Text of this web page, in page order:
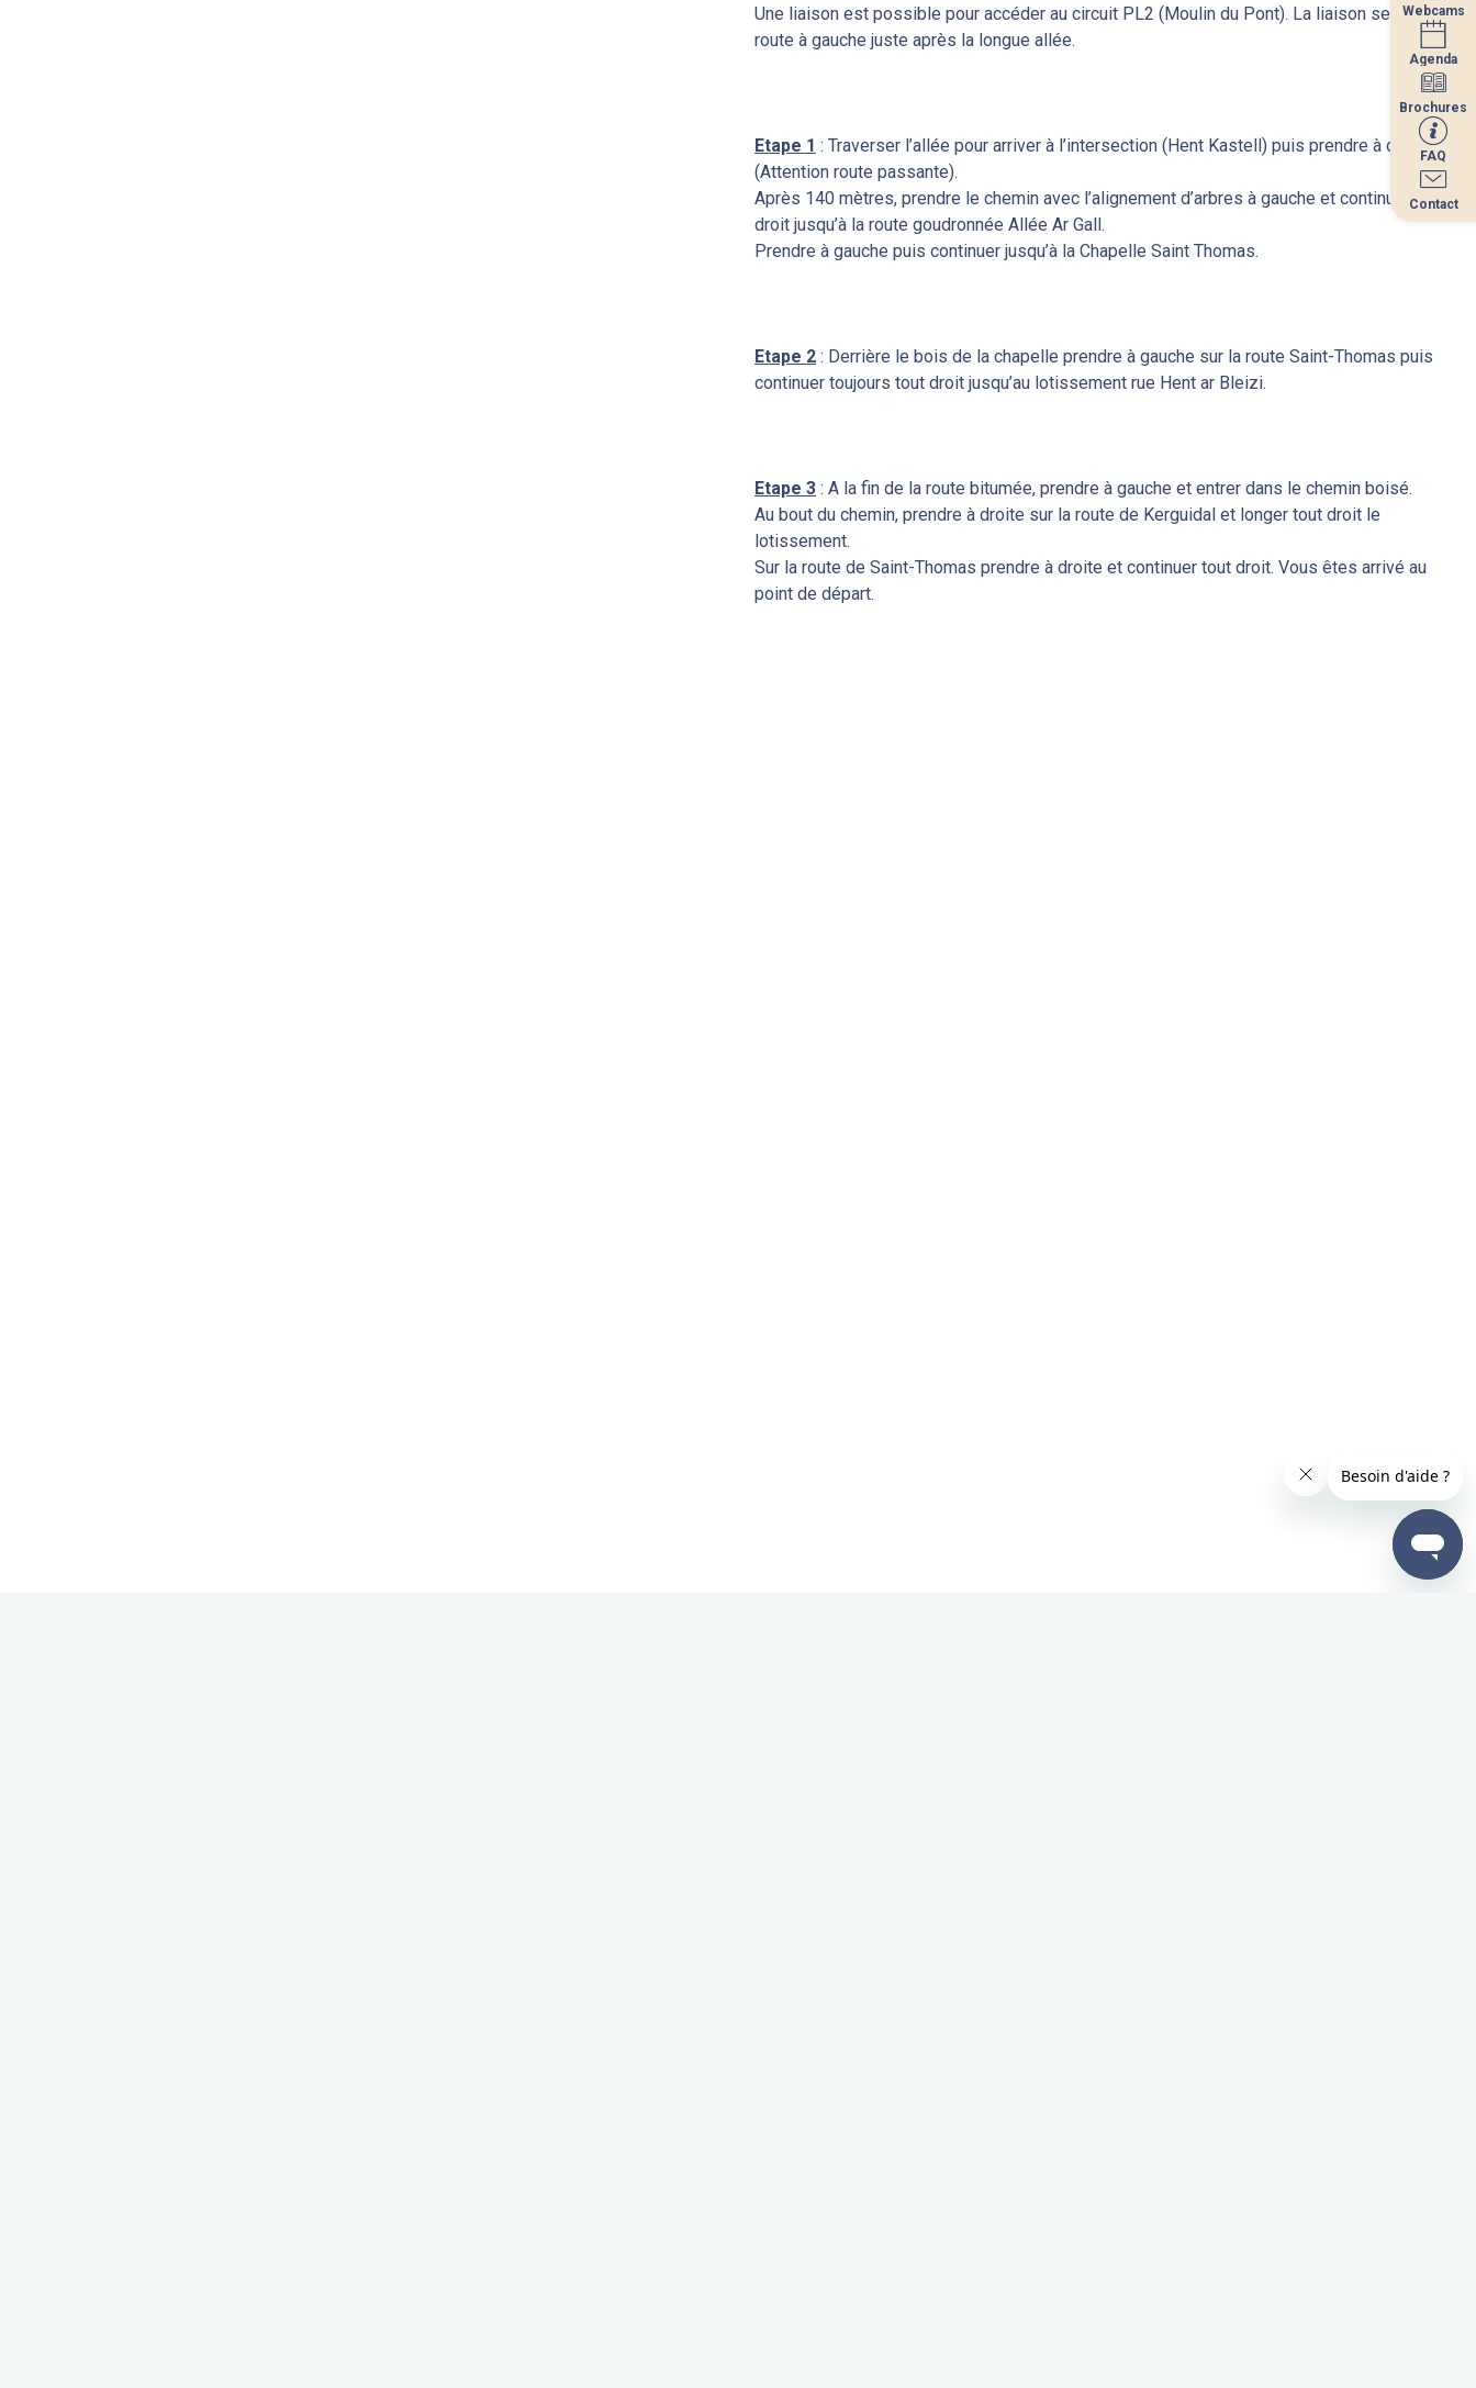
Webcams
Webcams
Agenda
Brochures
FAQ
FAQ
Contact
Contact
Une liaison est possible pour accéder au circuit PL2 (Moulin du Pont). La liaison se situe la
route à gauche juste après la longue allée.
Etape 1 : Traverser l’allée pour arriver à l’intersection (Hent Kastell) puis prendre à droite
(Attention route passante).
Après 140 mètres, prendre le chemin avec l’alignement d’arbres à gauche et continuer tout
droit jusqu’à la route goudronnée Allée Ar Gall.
Prendre à gauche puis continuer jusqu’à la Chapelle Saint Thomas.
Etape 2 : Derrière le bois de la chapelle prendre à gauche sur la route Saint-Thomas puis
continuer toujours tout droit jusqu’au lotissement rue Hent ar Bleizi.
Etape 3 : A la fin de la route bitumée, prendre à gauche et entrer dans le chemin boisé.
Au bout du chemin, prendre à droite sur la route de Kerguidal et longer tout droit le
lotissement.
Sur la route de Saint-Thomas prendre à droite et continuer tout droit. Vous êtes arrivé au
point de départ.